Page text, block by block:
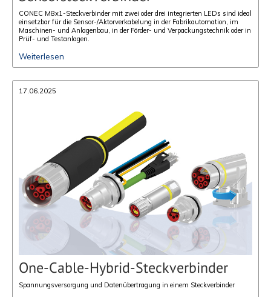
CONEC M8x1-Steckverbinder mit zwei oder drei integrierten LEDs sind ideal
einsetzbar für die Sensor-/Aktorverkabelung in der Fabrikautomation, im
Maschinen- und Anlagenbau, in der Förder- und Verpackungstechnik oder in
Prüf- und Testanlagen.
Weiterlesen
17.06.2025
One-Cable-Hybrid-Steckverbinder
Spannungsversorgung und Datenübertragung in einem Steckverbinder